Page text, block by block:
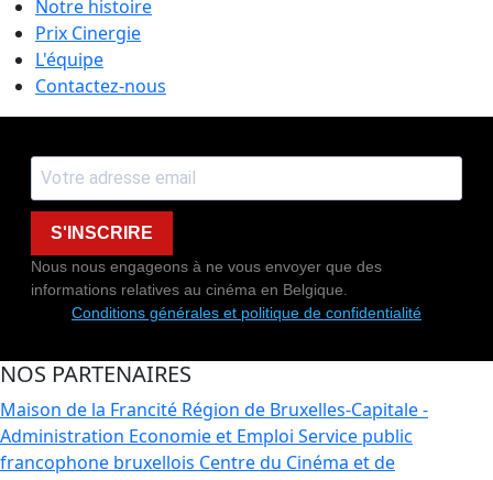
Notre histoire
Prix Cinergie
L'équipe
Contactez-nous
S'INSCRIRE
Nous nous engageons à ne vous envoyer que des
informations relatives au cinéma en Belgique.
Conditions générales et politique de confidentialité
NOS PARTENAIRES
Maison de la Francité Région de Bruxelles-Capitale -
Administration Economie et Emploi Service public
francophone bruxellois Centre du Cinéma et de